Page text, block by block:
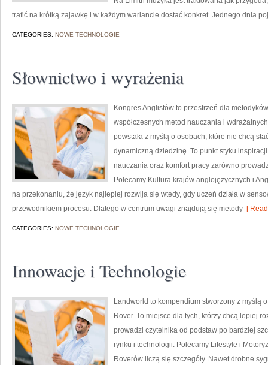
trafić na krótką zajawkę i w każdym wariancie dostać konkret. Jednego dnia
CATEGORIES: NOWE TECHNOLOGIE
Słownictwo i wyrażenia
Kongres Anglistów to przestrzeń dla
współczesnych metod nauczania i
powstała z myślą o osobach, które nie chcą
dynamiczną dziedzinę. To punkt styku
nauczania oraz komfort pracy zarówno
Polecamy Kultura krajów anglojęzycznych i
na przekonaniu, że język najlepiej rozwija się wtedy, gdy uczeń działa w
przewodnikiem procesu. Dlatego w centrum uwagi znajdują się metody [
CATEGORIES: NOWE TECHNOLOGIE
Innowacje i Technologie
Landworld to kompendium stworzony z myślą
Rover. To miejsce dla tych, którzy chcą lepiej
prowadzi czytelnika od podstaw po bardziej
rynku i technologii. Polecamy Lifestyle i
Roverów liczą się szczegóły. Nawet drobne